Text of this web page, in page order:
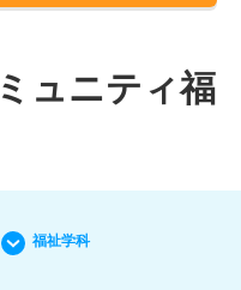
ュニティ福
福祉学科